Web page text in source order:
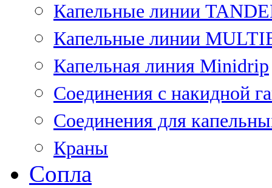
Капельные линии
Капельные линии
Капельная линия Minidrip
Соединения с накидной
Соединения для
Краны
Сопла